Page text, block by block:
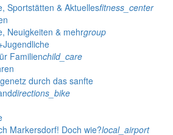
Sportstätten & Aktuellesfitness_center
Neuigkeiten & mehrgroup
Familienchild_care
durch das sanfte
directions_bike
Markersdorf! Doch wie?local_airport